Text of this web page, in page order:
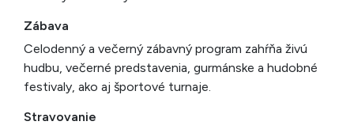
Zábava
Celodenný a večerný zábavný program zahŕňa živú
hudbu, večerné predstavenia, gurmánske a hudobné
festivaly, ako aj športové turnaje.
Stravovanie